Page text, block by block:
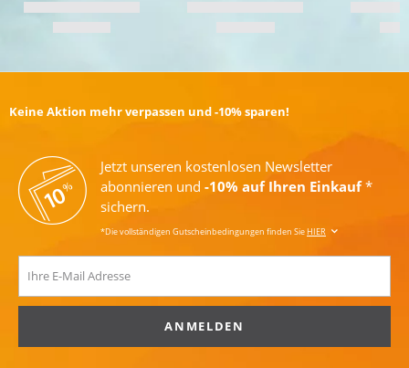
Keine Aktion mehr verpassen und -10% sparen!
Jetzt unseren kostenlosen Newsletter
abonnieren und -10% auf Ihren Einkauf*
sichern.
*Die vollständigen Gutscheinbedingungen finden SieHIER
ANMELDEN